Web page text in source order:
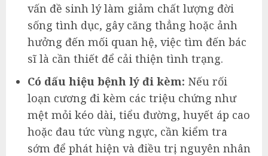
vấn đề sinh lý làm giảm chất lượng đời
sống tình dục, gây căng thẳng hoặc ảnh
hưởng đến mối quan hệ, việc tìm đến bác
sĩ là cần thiết để cải thiện tình trạng.
Có dấu hiệu bệnh lý đi kèm: Nếu rối
loạn cương đi kèm các triệu chứng như
mệt mỏi kéo dài, tiểu đường, huyết áp cao
hoặc đau tức vùng ngực, cần kiểm tra
sớm để phát hiện và điều trị nguyên nhân